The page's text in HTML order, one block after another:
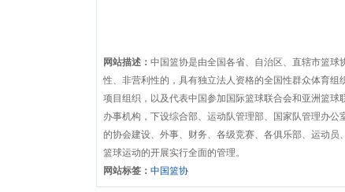
网站描述： 中国篮协是由全国各省、自治区、直辖市篮球
性、非营利性的，具有独立法人资格的全国性群众体育
项目组织，以及代表中国参加国际篮球联合会和亚洲篮
办事机构，下设综合部、运动队管理部、国家队管理办
的协会建设、外事、财务、各级竞赛、各俱乐部、运动
篮球运动的开展实行全面的管理。
网站标签： 中国篮协